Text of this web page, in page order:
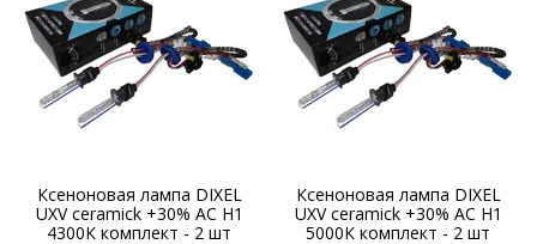
Ксеноновая лампа DIXEL
UXV ceramick +30% AC H1
4300К комплект - 2 шт
Ксеноновая лампа DIXEL
UXV ceramick +30% AC H1
5000К комплект - 2 шт